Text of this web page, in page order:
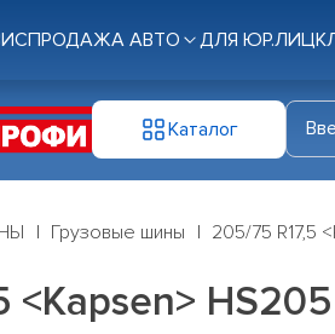
ПРОДАЖА АВТО ДЛЯ ЮР.ЛИЦ
Каталог
Грузовые шины 205/75 R17,5
<Kapsen>